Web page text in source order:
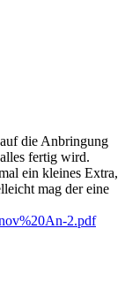
die Anbringung
fertig wird.
ein kleines Extra,
mag der eine
2.pdf